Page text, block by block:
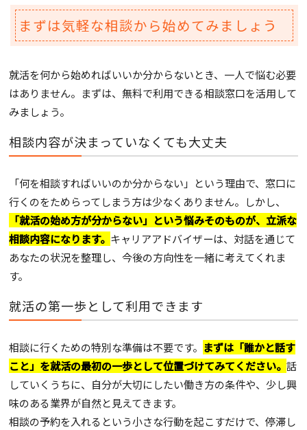
まずは気軽な相談から始めてみましょう
就活を何から始めればいいか分からないとき、一人で悩む必要
はありません。まずは、無料で利用できる相談窓口を活用して
みましょう。
相談内容が決まっていなくても大丈夫
「何を相談すればいいのか分からない」という理由で、窓口に
行くのをためらってしまう方は少なくありません。しかし、
「就活の始め方が分からない」という悩みそのものが、立派な
相談内容になります。 キャリアアドバイザーは、対話を通じて
あなたの状況を整理し、今後の方向性を一緒に考えてくれま
す。
就活の第一歩として利用できます
相談に行くための特別な準備は不要です。 まずは「誰かと話す
こと」を就活の最初の一歩として位置づけてみてください。話
していくうちに、自分が大切にしたい働き方の条件や、少し興
味のある業界が自然と見えてきます。
相談の予約を入れるという小さな行動を起こすだけで、停滞し